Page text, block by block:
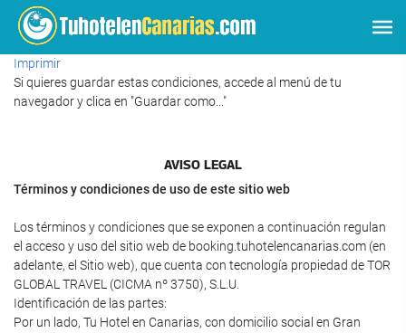
Imprimir
Si quieres guardar estas condiciones, accede al menú de tu
navegador y clica en "Guardar como..."
AVISO LEGAL
Términos y condiciones de uso de este sitio web
Los términos y condiciones que se exponen a continuación regulan
el acceso y uso del sitio web de booking.tuhotelencanarias.com (en
adelante, el Sitio web), que cuenta con tecnología propiedad de TOR
GLOBAL TRAVEL (CICMA nº 3750), S.L.U.
Identificación de las partes:
Por un lado, Tu Hotel en Canarias, con domicilio social en Gran